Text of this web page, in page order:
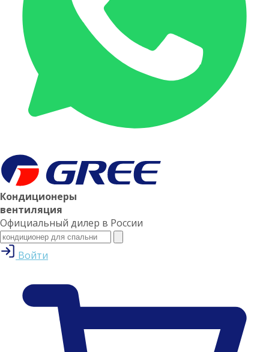
Кондиционеры
вентиляция
Официальный дилер в России
Войти